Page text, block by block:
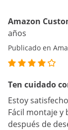
Amazon
años
Publicado en
Ten cuidado
Estoy
Fácil montaje y
después de